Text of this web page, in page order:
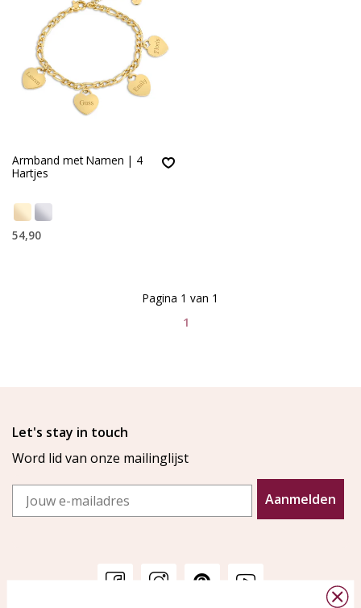
Armband met Namen | 4
Hartjes
54,90
1
Pagina 1 van 1
Let's stay in touch
Word lid van onze mailinglijst
Email
Aanmelden